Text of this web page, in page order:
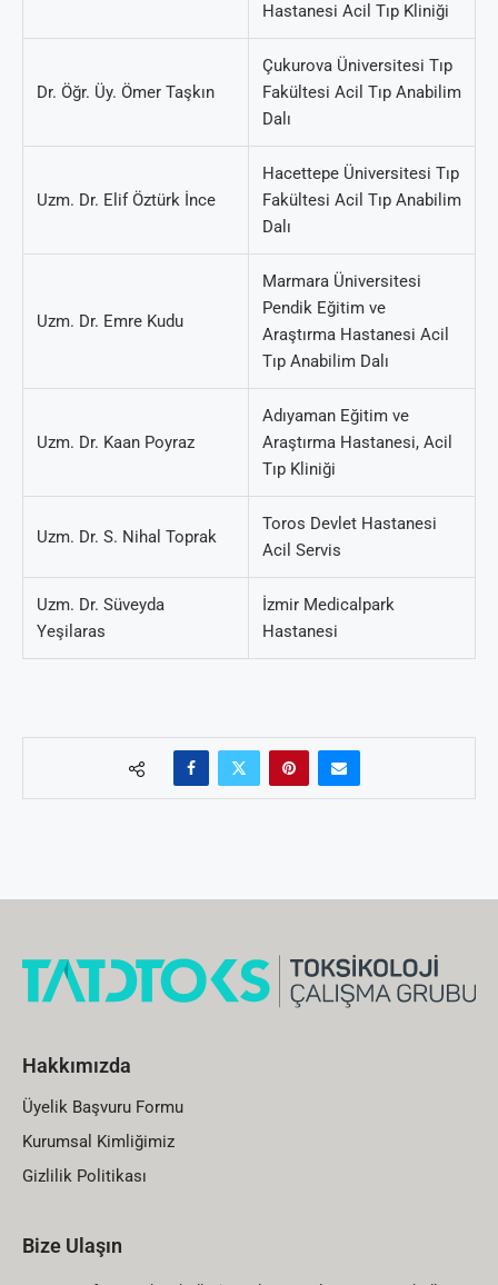
Hastanesi Acil Tıp Kliniği
Dr. Öğr. Üy. Ömer Taşkın
Çukurova Üniversitesi Tıp
Fakültesi Acil Tıp Anabilim
Dalı
Uzm. Dr. Elif Öztürk İnce
Hacettepe Üniversitesi Tıp
Fakültesi Acil Tıp Anabilim
Dalı
Uzm. Dr. Emre Kudu
Marmara Üniversitesi
Pendik Eğitim ve
Araştırma Hastanesi Acil
Tıp Anabilim Dalı
Uzm. Dr. Kaan Poyraz
Adıyaman Eğitim ve
Araştırma Hastanesi, Acil
Tıp Kliniği
Uzm. Dr. S. Nihal Toprak
Toros Devlet Hastanesi
Acil Servis
Uzm. Dr. Süveyda
Yeşilaras
İzmir Medicalpark
Hastanesi
Hakkımızda
Üyelik Başvuru Formu
Kurumsal Kimliğimiz
Gizlilik Politikası
Bize Ulaşın